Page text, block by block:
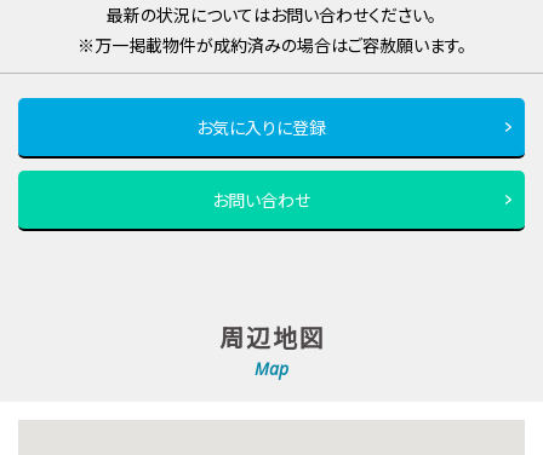
最新の状況についてはお問い合わせください。
※万一掲載物件が成約済みの場合はご容赦願います。
お気に入りに登録
お問い合わせ
周辺地図
Map